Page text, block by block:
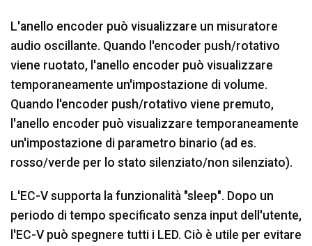
L'anello encoder può visualizzare un misuratore
audio oscillante. Quando l'encoder push/rotativo
viene ruotato, l'anello encoder può visualizzare
temporaneamente un'impostazione di volume.
Quando l'encoder push/rotativo viene premuto,
l'anello encoder può visualizzare temporaneamente
un'impostazione di parametro binario (ad es.
rosso/verde per lo stato silenziato/non silenziato).
L'EC-V supporta la funzionalità "sleep". Dopo un
periodo di tempo specificato senza input dell'utente,
l'EC-V può spegnere tutti i LED. Ciò è utile per evitare